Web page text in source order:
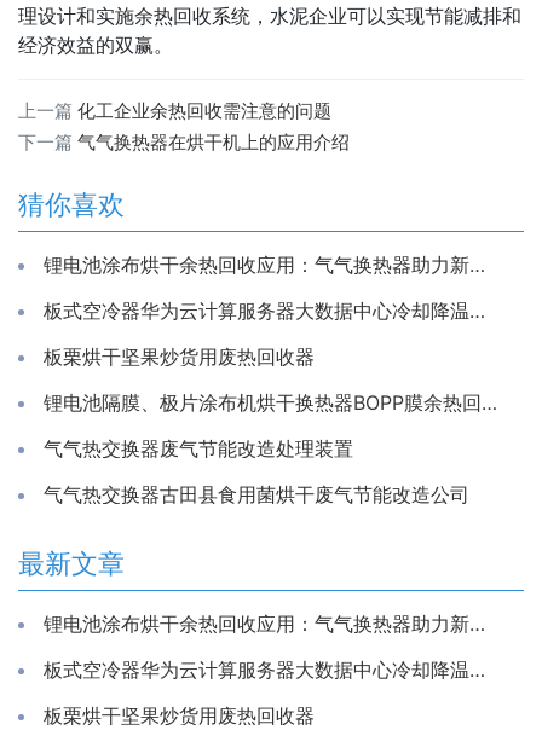
理设计和实施余热回收系统，水泥企业可以实现节能减排和
经济效益的双赢。
上一篇 化工企业余热回收需注意的问题
下一篇 气气换热器在烘干机上的应用介绍
猜你喜欢
锂电池涂布烘干余热回收应用：气气换热器助力新能源生产节能降耗
板式空冷器华为云计算服务器大数据中心冷却降温换散热装置制冷藏库房系统冷能量回收器
板栗烘干坚果炒货用废热回收器
锂电池隔膜、极片涂布机烘干换热器BOPP膜余热回收装置
气气热交换器废气节能改造处理装置
气气热交换器古田县食用菌烘干废气节能改造公司
最新文章
锂电池涂布烘干余热回收应用：气气换热器助力新能源生产节能降耗
板式空冷器华为云计算服务器大数据中心冷却降温换散热装置制冷藏库房系统冷能量回收器
板栗烘干坚果炒货用废热回收器